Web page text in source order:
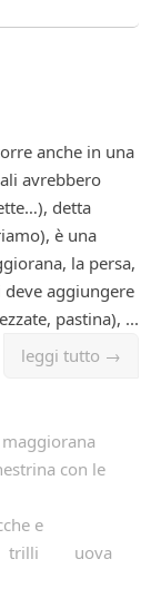
anche in una
avrebbero
detta
è una
la persa,
deve aggiungere
pastina), ...
leggi tutto →
maggiorana
con le
e
trilli
uova